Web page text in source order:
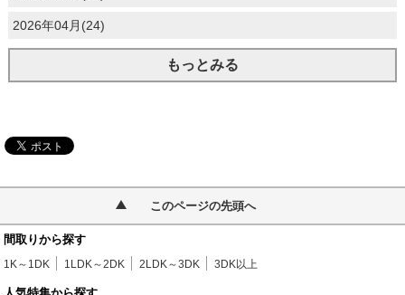
2026年04月(24)
もっとみる
このページの先頭へ
間取りから探す
1K～1DK 1LDK～2DK 2LDK～3DK 3DK以上